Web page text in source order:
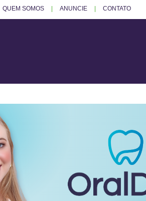
QUEM SOMOS ANUNCIE CONTATO